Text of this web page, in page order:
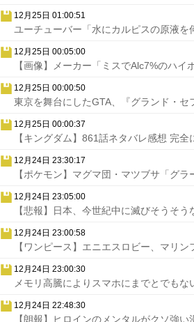
12月25日 01:00:51
ユーチューバー「水にカルピスの原液を
12月25日 00:05:00
【画像】メーカー「ミスでAlc7%のハイ
12月25日 00:00:50
東京を舞台にしたGTA、『グランド・セ
12月25日 00:00:37
【キングダム】861話ネタバレ感想 完全
12月24日 23:30:17
【ポケモン】マグマ団・マツブサ「グラ
12月24日 23:05:00
【悲報】日本、今世紀中に滅びそうそう
12月24日 23:00:58
【ワンピース】エニエスロビー、マリン
12月24日 23:00:30
メモリ高騰によりスマホにまでとでもな
12月24日 22:48:30
【朗報】ヒロインのメンタルがクソ強い